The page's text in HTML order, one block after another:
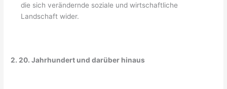
die sich verändernde soziale und wirtschaftliche
Landschaft wider.
2. 20. Jahrhundert und darüber hinaus